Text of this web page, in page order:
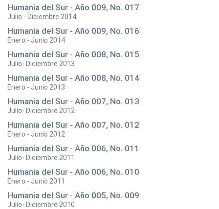
Humania del Sur - Año 009, No. 017
Julio - Diciembre 2014
Humania del Sur - Año 009, No. 016
Enero - Junio 2014
Humania del Sur - Año 008, No. 015
Julio- Diciembre 2013
Humania del Sur - Año 008, No. 014
Enero - Junio 2013
Humania del Sur - Año 007, No. 013
Julio- Diciembre 2012
Humania del Sur - Año 007, No. 012
Enero - Junio 2012
Humania del Sur - Año 006, No. 011
Julio- Diciembre 2011
Humania del Sur - Año 006, No. 010
Enero - Junio 2011
Humania del Sur - Año 005, No. 009
Julio- Diciembre 2010